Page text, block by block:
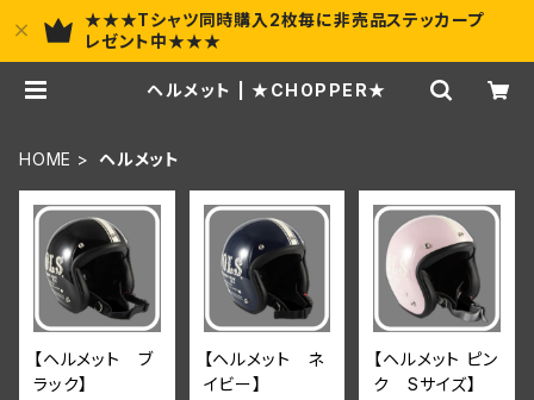
★★★Tシャツ同時購入2枚毎に非売品ステッカープ
レゼント中★★★
ヘルメット | ★CHOPPER★
HOME ヘルメット
【ヘルメット ブ
ラック】
【ヘルメット ネ
イビー】
【ヘルメット ピン
ク Sサイズ】